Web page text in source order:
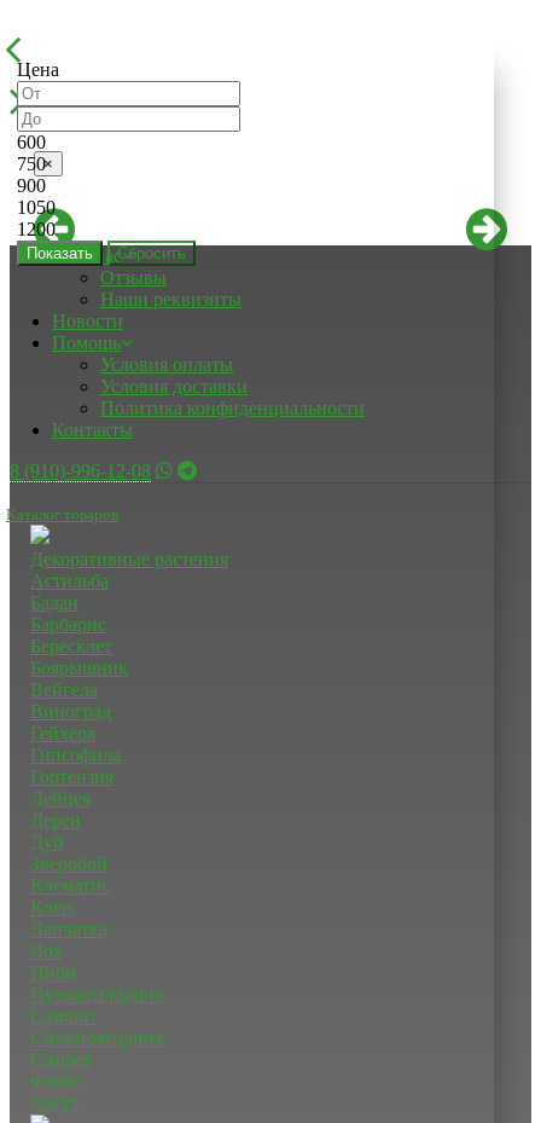
×
О нас
Отзывы
Наши реквизиты
Новости
Помощь
Условия оплаты
Условия доставки
Политика конфиденциальности
Контакты
8 (910)-996-12-08
Каталог товаров
Декоративные растения
Астильба
Бадан
Барбарис
Бересклет
Боярышник
Вейгела
Виноград
Гейхера
Гипсофила
Гортензия
Дейцея
Дерен
Дуб
Зверобой
Клематис
Клен
Лапчатка
Лох
Пион
Пузыреплодник
Самшит
Снежноягодник
Спирея
Флокс
Хоста
Цена
600
750
900
1050
1200
Показать